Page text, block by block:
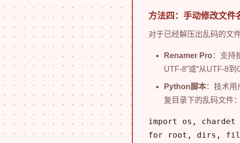
方法四：手动修改文件
对于已经解压出乱码的文
Renamer Pro ：支持
UTF-8”或“从UTF-8到
Python脚本：技术用
复目录下的乱码文件：
import os, chardet
for root, dirs, files